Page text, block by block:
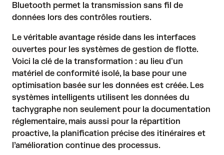
Bluetooth permet la transmission sans fil de
données lors des contrôles routiers.
Le véritable avantage réside dans les interfaces
ouvertes pour les systèmes de gestion de flotte.
Voici la clé de la transformation : au lieu d'un
matériel de conformité isolé, la base pour une
optimisation basée sur les données est créée. Les
systèmes intelligents utilisent les données du
tachygraphe non seulement pour la documentation
réglementaire, mais aussi pour la répartition
proactive, la planification précise des itinéraires et
l’amélioration continue des processus.